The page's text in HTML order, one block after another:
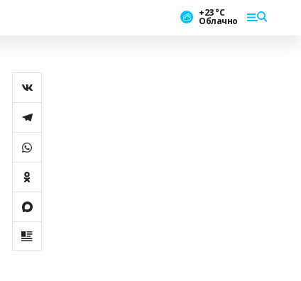
+23 °С
Облачно